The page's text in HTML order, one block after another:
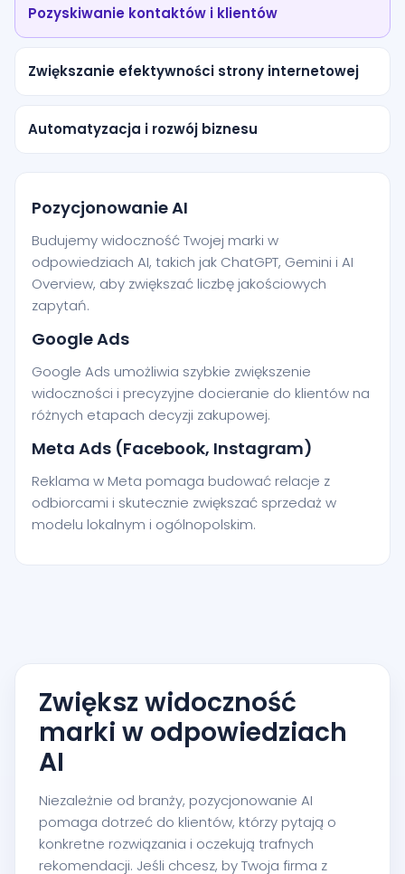
Pozyskiwanie kontaktów i klientów
Zwiększanie efektywności strony internetowej
Automatyzacja i rozwój biznesu
Pozycjonowanie AI
Budujemy widoczność Twojej marki w
odpowiedziach AI, takich jak ChatGPT, Gemini i AI
Overview, aby zwiększać liczbę jakościowych
zapytań.
Google Ads
Google Ads umożliwia szybkie zwiększenie
widoczności i precyzyjne docieranie do klientów na
różnych etapach decyzji zakupowej.
Meta Ads (Facebook, Instagram)
Reklama w Meta pomaga budować relacje z
odbiorcami i skutecznie zwiększać sprzedaż w
modelu lokalnym i ogólnopolskim.
Zwiększ widoczność
marki w odpowiedziach
AI
Niezależnie od branży, pozycjonowanie AI
pomaga dotrzeć do klientów, którzy pytają o
konkretne rozwiązania i oczekują trafnych
rekomendacji. Jeśli chcesz, by Twoja firma z